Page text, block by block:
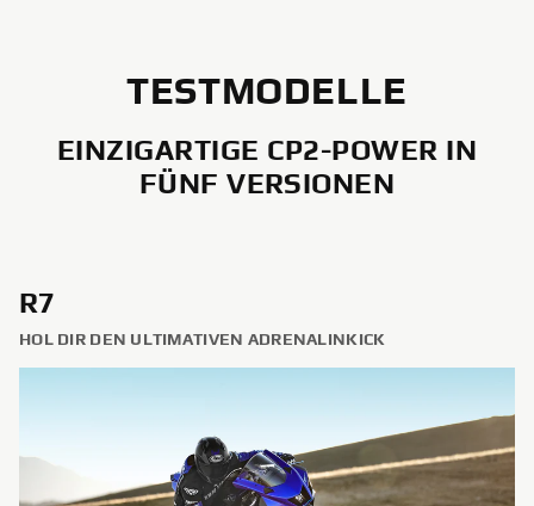
TESTMODELLE
EINZIGARTIGE CP2-POWER IN
FÜNF VERSIONEN
R7
HOL DIR DEN ULTIMATIVEN ADRENALINKICK